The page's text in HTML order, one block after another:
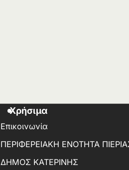
Χρήσιμα
Επικοινωνία
ΠΕΡΙΦΕΡΕΙΑΚΗ ΕΝΟΤΗΤΑ
ΔΗΜΟΣ ΚΑΤΕΡΙΝΗΣ